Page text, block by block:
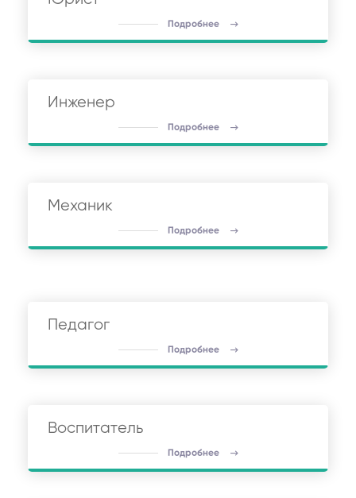
Подробнее
Инженер
Подробнее
Механик
Подробнее
Педагог
Подробнее
Воспитатель
Подробнее